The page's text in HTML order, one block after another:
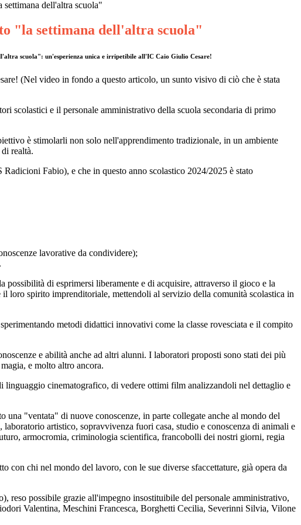
settimana dell'altra scuola"
"la settimana dell'altra scuola"
scuola": un'esperienza unica e irripetibile all'IC Caio Giulio Cesare!
(Nel video in fondo a questo articolo, un sunto visivo di ciò che è stata
scolastici e il personale amministrativo della scuola secondaria di primo
è stimolarli non solo nell'apprendimento tradizionale, in un ambiente
di realtà.
Fabio), e che in questo anno scolastico 2024/2025 è stato
lavorative da condividere);
possibilità di esprimersi liberamente e di acquisire, attraverso il gioco e la
loro spirito imprenditoriale, mettendoli al servizio della comunità scolastica in
metodi didattici innovativi come la classe rovesciata e il compito
e abilità anche ad altri alunni. I laboratori proposti sono stati dei più
e molto altro ancora.
linguaggio cinematografico, di vedere ottimi film analizzandoli nel dettaglio e
"ventata" di nuove conoscenze, in parte collegate anche al mondo del
artistico, sopravvivenza fuori casa, studio e conoscenza di animali e
armocromia, criminologia scientifica, francobolli dei nostri giorni, regia
con chi nel mondo del lavoro, con le sue diverse sfaccettature, già opera da
reso possibile grazie all'impegno insostituibile del personale amministrativo,
Valentina, Meschini Francesca, Borghetti Cecilia, Severinni Silvia, Vilone